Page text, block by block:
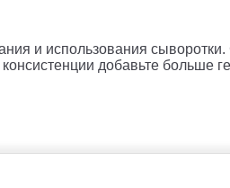
и использования
добавьте больше